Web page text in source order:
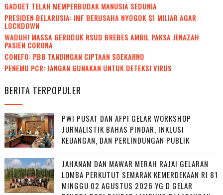
GADGET TELAH MEMPERBUDAK MANUSIA SEDUNIA
PRESIDEN BELARUSIA: IMF BERUSAHA NYOGOK $1 MILIAR AGAR
LOCKDOWN
WADUH! MASSA GERUDUK RSUD BREBES AMBIL PAKSA JENAZAH
PASIEN CORONA
CONEFO: PBB TANDINGAN CIPTAAN SOEKARNO
PENEMU PCR: JANGAN GUNAKAN UNTUK DETEKSI VIRUS
BERITA TERPOPULER
PWI PUSAT DAN AFPI GELAR WORKSHOP
JURNALISTIK BAHAS PINDAR, INKLUSI
KEUANGAN, DAN PERLINDUNGAN PUBLIK
JAHANAM DAN MAWAR MERAH RAJAI GELARAN
LOMBA PERKUTUT SEMARAK KEMERDEKAAN RI 81
MINGGU 02 AGUSTUS 2026 YG D GELAR